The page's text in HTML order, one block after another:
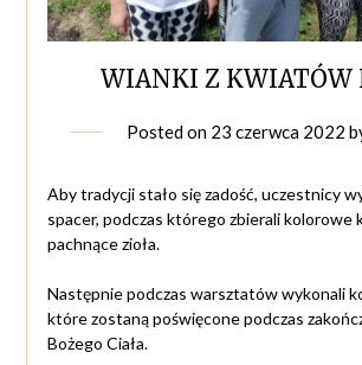
WIANKI Z KWIATÓW
Posted on 23 czerwca 2022
Aby tradycji stało się zadość, uczestnicy
spacer, podczas którego zbierali kolorowe
pachnące zioła.
Następnie podczas warsztatów wykonali
które zostaną poświęcone podczas
Bożego Ciała.